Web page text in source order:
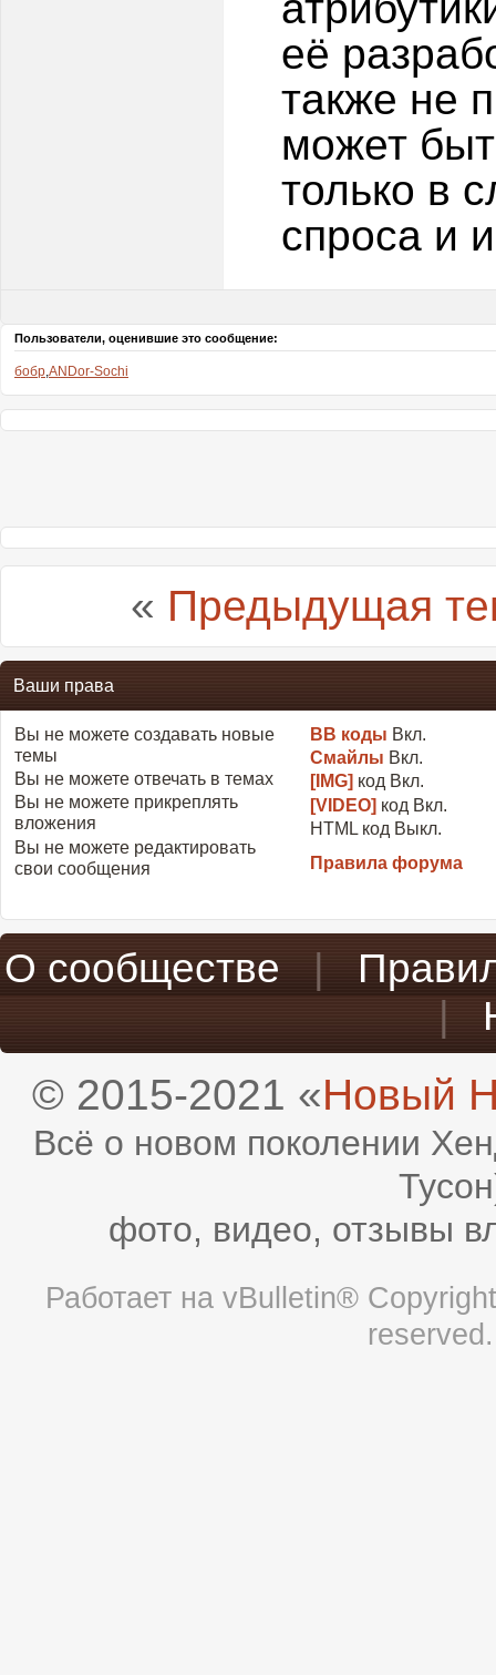
её
также не
может
только в
спроса и
Пользователи, оценившие это сообщение:
бобр,ANDor-Sochi
« Предыдущая
Ваши права
Вы не можете создавать новые
темы
Вы не можете отвечать в темах
Вы не можете прикреплять
вложения
Вы не можете редактировать
свои сообщения
BB коды Вкл.
Смайлы Вкл.
[IMG] код Вкл.
[VIDEO] код Вкл.
HTML код Выкл.
Правила форума
О сообществе |
|
© 2015-2021 «Новый
Всё о новом поколении
фото, видео, отзывы
Работает на vBulletin®